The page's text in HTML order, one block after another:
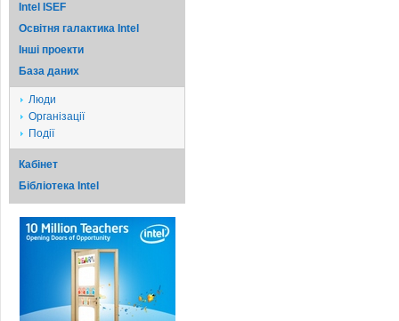
Intel ISEF
Освітня галактика Intel
Iншi проекти
База даних
Люди
Організації
Події
Кабінет
Бібліотека Intel